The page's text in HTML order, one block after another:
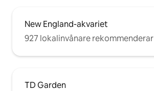
New England-akvariet
927 lokalinvånare rekommenderar
TD Garden